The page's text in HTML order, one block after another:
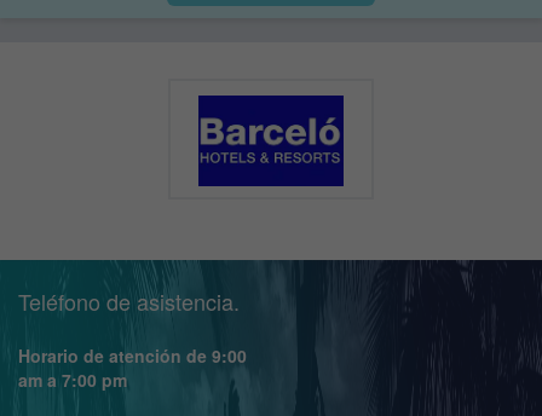
Teléfono de asistencia.
Horario de atención de 9:00
am a 7:00 pm